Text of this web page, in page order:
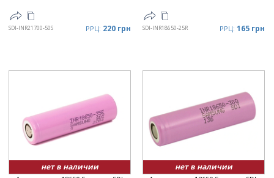
SDI-INR21700-50S РРЦ: 220 грн SDI-INR18650-25R РРЦ: 165 грн
нет в наличии нет в наличии